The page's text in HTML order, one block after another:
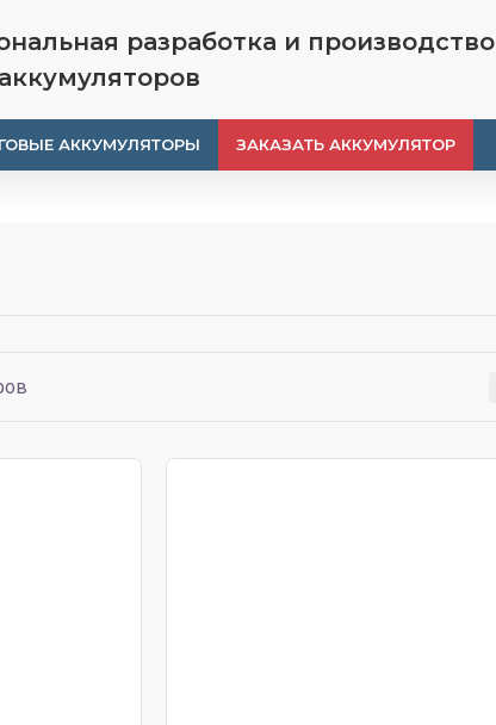
разработка и производство
АККУМУЛЯТОРЫ ЗАКАЗАТЬ АККУМУЛЯТОР